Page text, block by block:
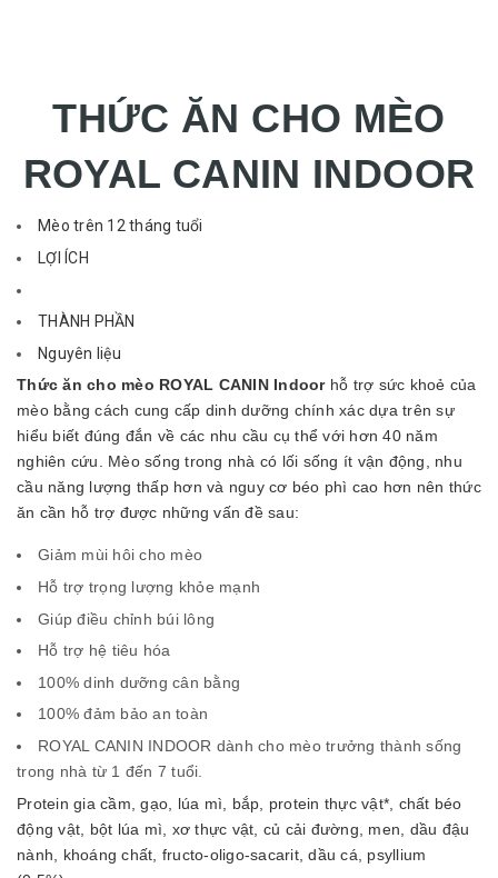
THỨC ĂN CHO MÈO
ROYAL CANIN INDOOR
Mèo trên 12 tháng tuổi
LỢI ÍCH
THÀNH PHẦN
Nguyên liệu
Thức ăn cho mèo ROYAL CANIN Indoorhỗ trợ sức khoẻ của
mèo bằng cách cung cấp dinh dưỡng chính xác dựa trên sự
hiểu biết đúng đắn về các nhu cầu cụ thể với hơn 40 năm
nghiên cứu. Mèo sống trong nhà có lối sống ít vận động, nhu
cầu năng lượng thấp hơn và nguy cơ béo phì cao hơn nên thức
ăn cần hỗ trợ được những vấn đề sau:
Giảm mùi hôi cho mèo
Hỗ trợ trọng lượng khỏe mạnh
Giúp điều chỉnh búi lông
Hỗ trợ hệ tiêu hóa
100% dinh dưỡng cân bằng
100% đảm bảo an toàn
ROYAL CANIN INDOOR dành cho mèo trưởng thành sống
trong nhà từ 1 đến 7 tuổi.
Protein gia cầm, gạo, lúa mì, bắp, protein thực vật*, chất béo
động vật, bột lúa mì, xơ thực vật, củ cải đường, men, dầu đậu
nành, khoáng chất, fructo-oligo-sacarit, dầu cá, psyllium